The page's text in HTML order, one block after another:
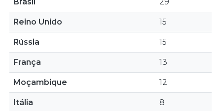
Reino Unido 15
Rússia 15
França 13
Moçambique 12
Itália 8